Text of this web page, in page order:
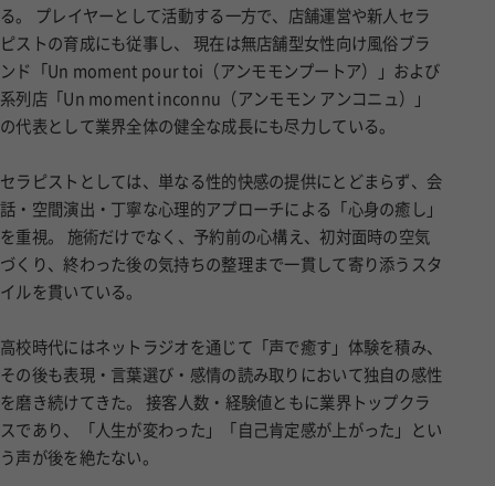
る。 プレイヤーとして活動する一方で、店舗運営や新人セラ
ピストの育成にも従事し、 現在は無店舗型女性向け風俗ブラ
ンド「Un moment pour toi（アンモモンプートア）」および
系列店「Un moment inconnu（アンモモン アンコニュ）」
の代表として業界全体の健全な成長にも尽力している。
セラピストとしては、単なる性的快感の提供にとどまらず、会
話・空間演出・丁寧な心理的アプローチによる「心身の癒し」
を重視。 施術だけでなく、予約前の心構え、初対面時の空気
づくり、終わった後の気持ちの整理まで一貫して寄り添うスタ
イルを貫いている。
高校時代にはネットラジオを通じて「声で癒す」体験を積み、
その後も表現・言葉選び・感情の読み取りにおいて独自の感性
を磨き続けてきた。 接客人数・経験値ともに業界トップクラ
スであり、「人生が変わった」「自己肯定感が上がった」とい
う声が後を絶たない。